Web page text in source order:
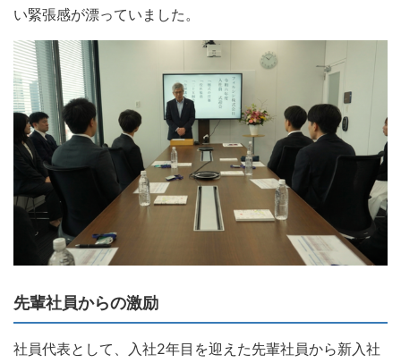
い緊張感が漂っていました。
先輩社員からの激励
社員代表として、入社2年目を迎えた先輩社員から新入社